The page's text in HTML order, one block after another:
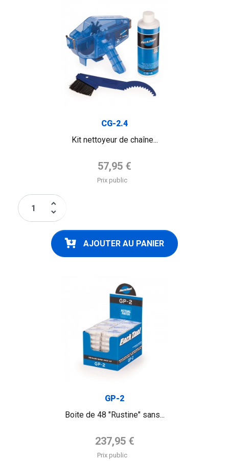
CG-2.4
Kit nettoyeur de chaîne...
Prix de base
57,95 €
Prix public
keyboard_arrow_up
keyboard_arrow_down
AJOUTER AU PANIER
GP-2
Boite de 48 "Rustine" sans...
Prix de base
237,95 €
Prix public